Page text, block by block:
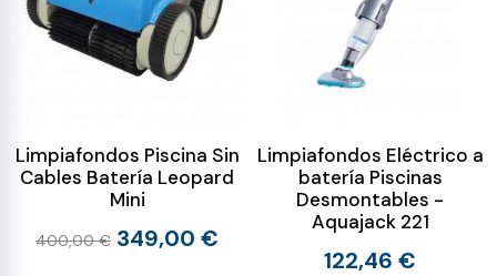
Limpiafondos Piscina Sin
Cables Batería Leopard
Mini
400,00 € 349,00 €
Limpiafondos Eléctrico a
batería Piscinas
Desmontables -
Aquajack 221
122,46 €